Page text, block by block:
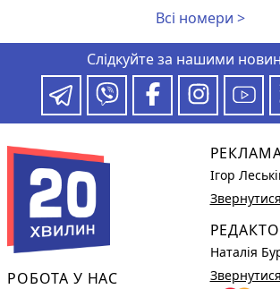
Всі номери >
Слідкуйте за нашими
РОБОТА У НАС
Ігор
Звернутися
Наталія
Звернутися